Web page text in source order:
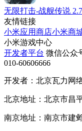
无限打击-战舰传说 2.7
友情链接
小米应用商店小米商
小米游戏中心
开发者平台 微信公众
010-60606666
开发者：北京瓦力网
北京地址：北京市昌
南京地址：南京市建